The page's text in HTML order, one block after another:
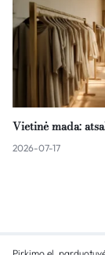
Vietinė mada:
2026-07-17